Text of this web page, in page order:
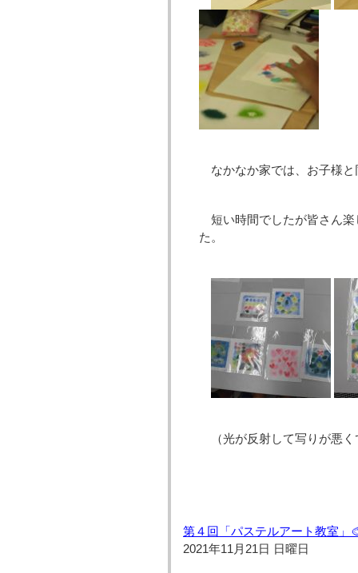
なかなか家では、お子様
短い時間でしたが皆さん
た。
（光が反射して写りが悪
第４回「パステルアート教室」
2021年11月21日 日曜日